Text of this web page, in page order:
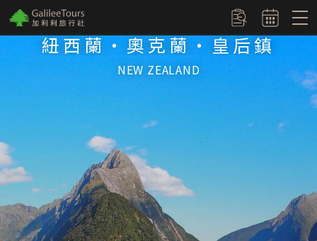
logo 訂單查詢
紐西蘭‧奧克蘭‧皇后鎮
NEW ZEALAND